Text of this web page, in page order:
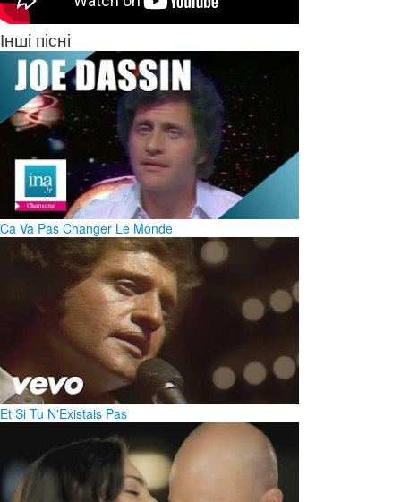
Інші пісні
Ca Va Pas Changer Le Monde
Et Si Tu N'Existais Pas